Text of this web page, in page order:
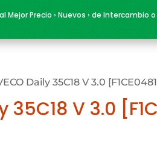
al Mejor Precio › Nuevos › de Intercambio o
Daily 35C18 V 3.0
V 3.0